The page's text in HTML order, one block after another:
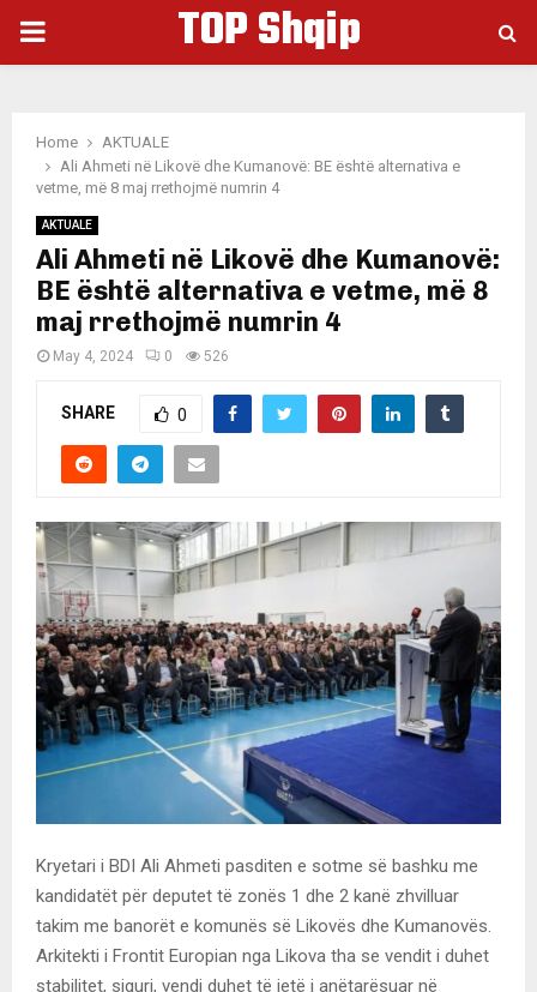
PRIMARY
TOP Shqip
Home
AKTUALE
Ali Ahmeti në Likovë dhe Kumanovë: BE është alternativa e
vetme, më 8 maj rrethojmë numrin 4
AKTUALE
Ali Ahmeti në Likovë dhe Kumanovë:
BE është alternativa e vetme, më 8
maj rrethojmë numrin 4
May 4, 2024 0 526
SHARE 0
Kryetari i BDI Ali Ahmeti pasditen e sotme së bashku me
kandidatët për deputet të zonës 1 dhe 2 kanë zhvilluar
takim me banorët e komunës së Likovës dhe Kumanovës.
Arkitekti i Frontit Europian nga Likova tha se vendit i duhet
stabilitet, siguri, vendi duhet të jetë i anëtarësuar në